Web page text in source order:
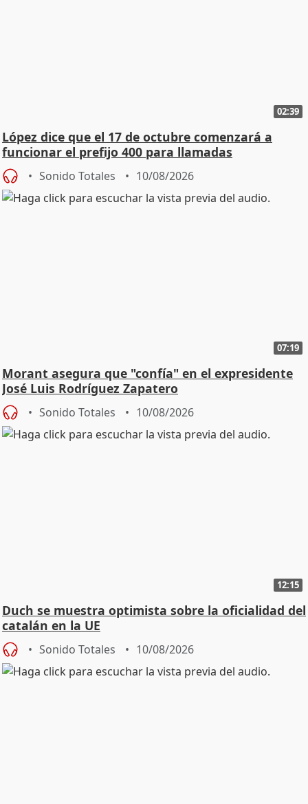
02:39
López dice que el 17 de octubre comenzará a
funcionar el prefijo 400 para llamadas
comerciales
Sonido Totales 10/08/2026
07:19
Morant asegura que "confía" en el expresidente
José Luis Rodríguez Zapatero
Sonido Totales 10/08/2026
12:15
Duch se muestra optimista sobre la oficialidad del
catalán en la UE
Sonido Totales 10/08/2026